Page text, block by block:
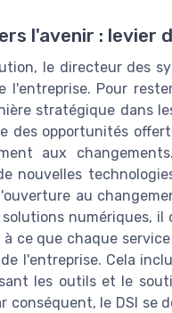
l'avenir : levier
le directeur des
l'entreprise. Pour
stratégique dans
des opportunités
aux
nouvelles
au
numériques,
ce que chaque
l'entreprise. Cela
les outils et le
conséquent, le DSI